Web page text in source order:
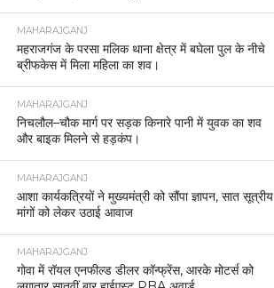
MAHARAJGANJ
महराजगंज के परसा मलिक थाना क्षेत्र में बघेला पुल के नीचे
ब्रीफकेस में मिला महिला का शव।
MAHARAJGANJ
निचलौल–चौक मार्ग पर सड़क किनारे पानी में युवक का शव
और बाइक मिलने से हड़कंप।
MAHARAJGANJ
आशा कार्यकत्रियों ने मुख्यमंत्री को सौंपा ज्ञापन, सात सूत्रीय
मांगों को लेकर उठाई आवाज
MAHARAJGANJ
गोवा में रॉयल एनफील्ड डीलर कॉन्फ्रेंस, आरके मोटर्स को